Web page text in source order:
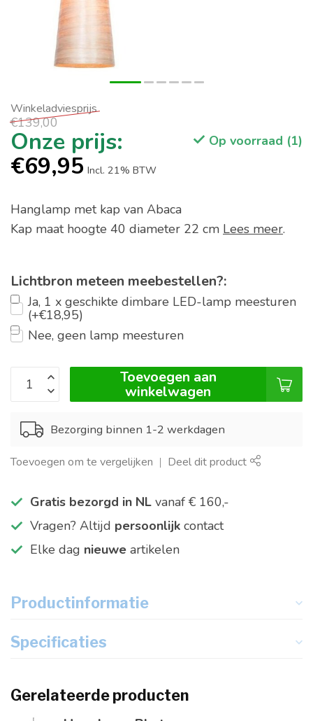
€139,00
€69,95 Incl. 21% BTW
Op voorraad (1)
Hanglamp met kap van Abaca
Kap maat hoogte 40 diameter 22 cm Lees meer.
Lichtbron meteen meebestellen?:
Ja, 1 x geschikte dimbare LED-lamp meesturen
(+€18,95)
Nee, geen lamp meesturen
Toevoegen aan
winkelwagen
Bezorging binnen 1-2 werkdagen
Toevoegen om te vergelijken Deel dit product
Gratis bezorgd in NL vanaf € 160,-
Vragen? Altijd persoonlijk contact
Elke dag nieuwe artikelen
Productinformatie
Specificaties
Gerelateerde producten